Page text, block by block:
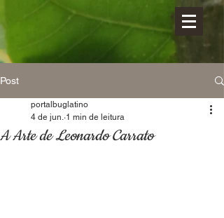
Post
A Arte de Leonardo Carrato
portalbuglatino
4 de jun. 1 min de leitura